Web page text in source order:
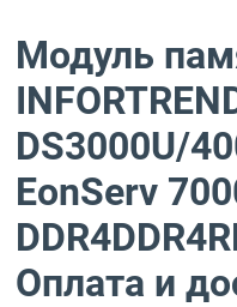
Модуль
DS3000U/
EonServ
Оплата и